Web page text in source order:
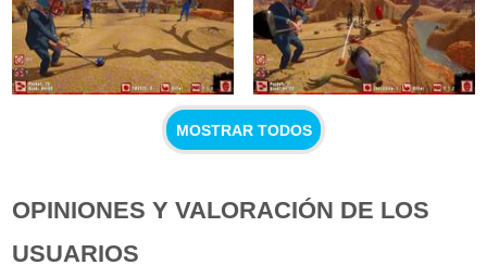
MOSTRAR TODOS
OPINIONES Y VALORACIÓN DE LOS
USUARIOS